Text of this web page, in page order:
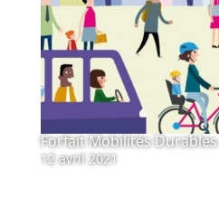
Forfait Mobilités
12 avril 2021